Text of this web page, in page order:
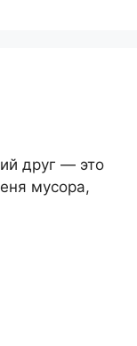
друг — это
мусора,